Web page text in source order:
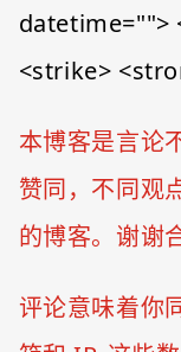
datetime="">
<strike>
本博客是言论
赞同，不同观
的博客。谢谢
评论意味着你